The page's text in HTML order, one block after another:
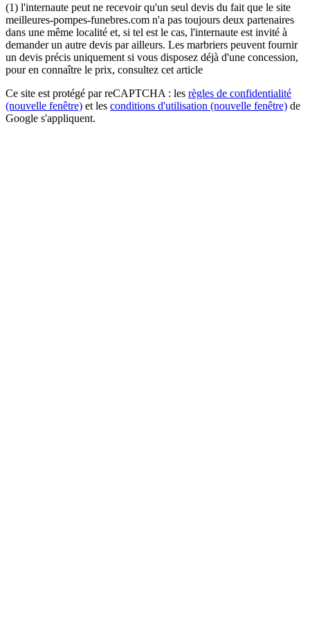
(1) l'internaute peut ne recevoir qu'un seul devis du fait que le site
meilleures-pompes-funebres.com n'a pas toujours deux partenaires
dans une même localité et, si tel est le cas, l'internaute est invité à
demander un autre devis par ailleurs. Les marbriers peuvent fournir
un devis précis uniquement si vous disposez déjà d'une concession,
pour en connaître le prix, consultez cet article
Ce site est protégé par reCAPTCHA : les règles de confidentialité
(nouvelle fenêtre) et les conditions d'utilisation (nouvelle fenêtre) de
Google s'appliquent.